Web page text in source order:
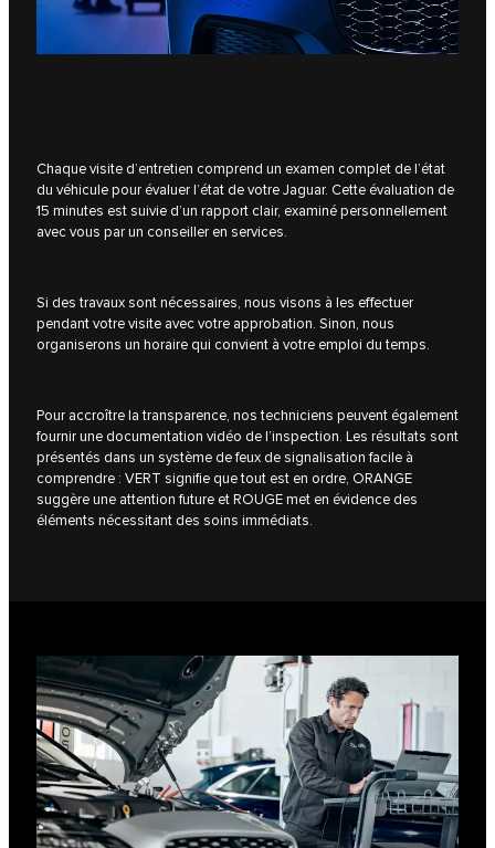
Chaque visite d’entretien comprend un examen complet de l’état
du véhicule pour évaluer l’état de votre Jaguar. Cette évaluation de
15 minutes est suivie d’un rapport clair, examiné personnellement
avec vous par un conseiller en services.
Si des travaux sont nécessaires, nous visons à les effectuer
pendant votre visite avec votre approbation. Sinon, nous
organiserons un horaire qui convient à votre emploi du temps.
Pour accroître la transparence, nos techniciens peuvent également
fournir une documentation vidéo de l’inspection. Les résultats sont
présentés dans un système de feux de signalisation facile à
comprendre : VERT signifie que tout est en ordre, ORANGE
suggère une attention future et ROUGE met en évidence des
éléments nécessitant des soins immédiats.